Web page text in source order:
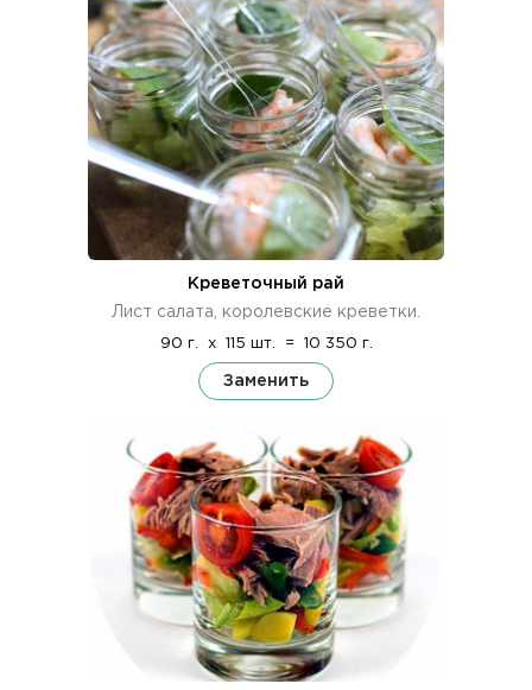
Креветочный рай
Лист салата, королевские креветки.
90 г. x 115 шт. = 10 350 г.
Заменить